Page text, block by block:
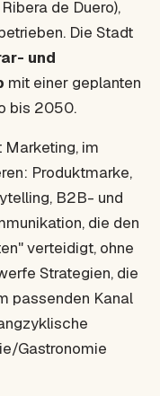
de Duero),
Die Stadt
und
mit einer geplanten
bis 2050.
Marketing, im
Produktmarke,
B2B- und
die den
verteidigt, ohne
Strategien, die
passenden Kanal
Gastronomie